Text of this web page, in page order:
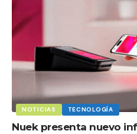
NOTICIAS TECNOLOGÍA
Nuek presenta nuevo